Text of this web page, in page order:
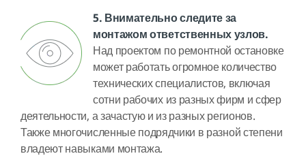
5. Внимательно следите за
монтажом ответственных узлов.
Над проектом по ремонтной остановке
может работать огромное количество
технических специалистов, включая
сотни рабочих из разных фирм и сфер
деятельности, а зачастую и из разных регионов.
Также многочисленные подрядчики в разной степени
владеют навыками монтажа.